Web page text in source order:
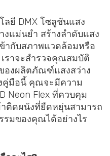
ลยี DMX โซลูชันแสง
งแม่นยำ สร้างลำดับแสง
ากับสภาพแวดล้อมหรือ
ราจะสำรวจคุณสมบัติ
องผลิตภัณฑ์แสงสว่าง
คู่มือนี้ คุณจะมีความ
Neon Flex ที่ควบคุม
าติดผนังที่ยืดหยุ่นสามารถ
รมของคุณได้อย่างไร